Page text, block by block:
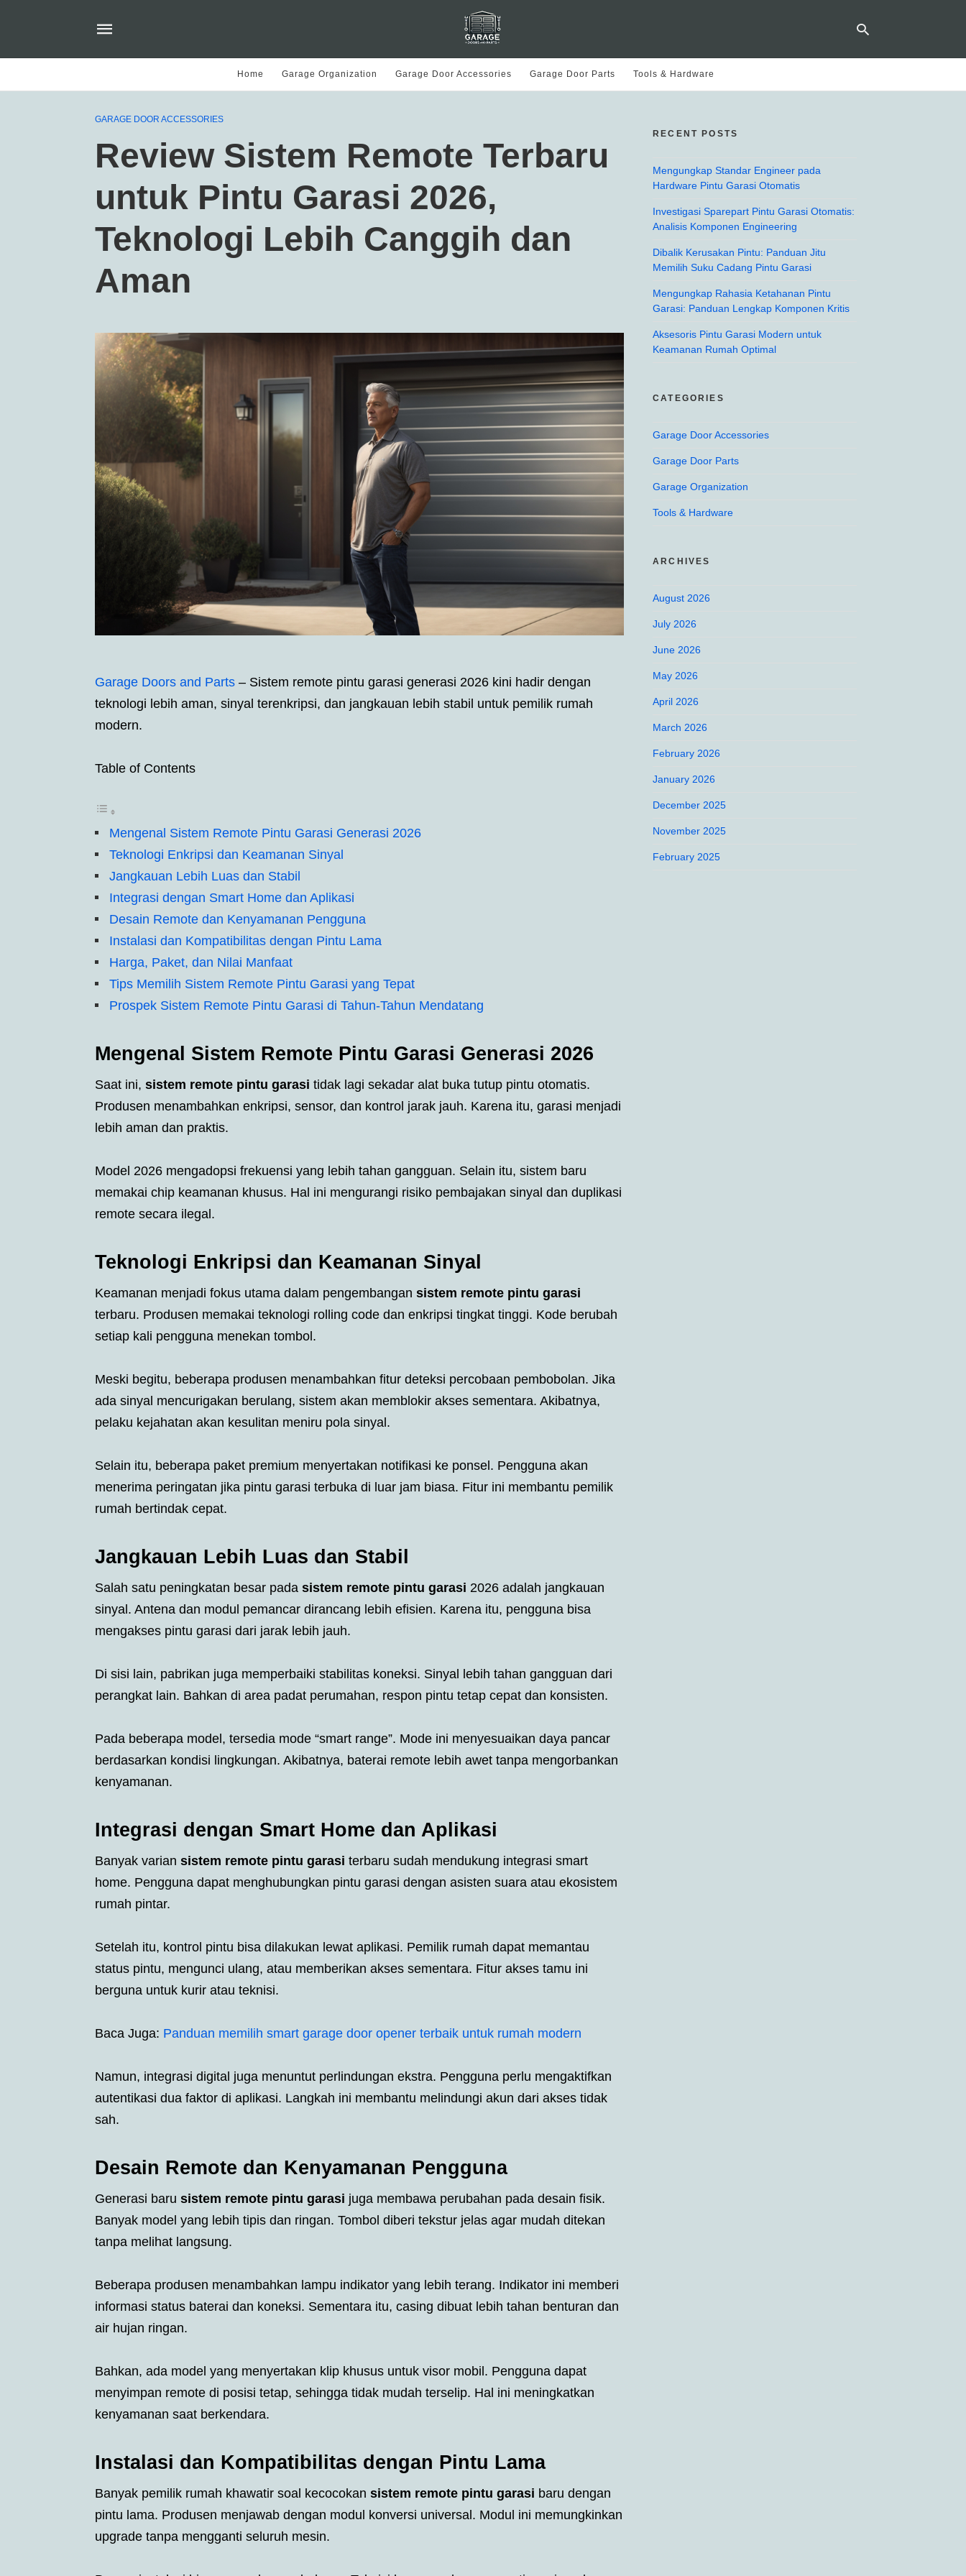
Home Garage Organization Garage Door Accessories Garage Door Parts Tools & Hardware
GARAGE DOOR ACCESSORIES
Review Sistem Remote Terbaru
untuk Pintu Garasi 2026,
Teknologi Lebih Canggih dan
Aman
Garage Doors and Parts – Sistem remote pintu garasi generasi 2026 kini hadir dengan
teknologi lebih aman, sinyal terenkripsi, dan jangkauan lebih stabil untuk pemilik rumah
modern.
Table of Contents
Mengenal Sistem Remote Pintu Garasi Generasi 2026
Teknologi Enkripsi dan Keamanan Sinyal
Jangkauan Lebih Luas dan Stabil
Integrasi dengan Smart Home dan Aplikasi
Desain Remote dan Kenyamanan Pengguna
Instalasi dan Kompatibilitas dengan Pintu Lama
Harga, Paket, dan Nilai Manfaat
Tips Memilih Sistem Remote Pintu Garasi yang Tepat
Prospek Sistem Remote Pintu Garasi di Tahun-Tahun Mendatang
Mengenal Sistem Remote Pintu Garasi Generasi 2026
Saat ini, sistem remote pintu garasi tidak lagi sekadar alat buka tutup pintu otomatis.
Produsen menambahkan enkripsi, sensor, dan kontrol jarak jauh. Karena itu, garasi menjadi
lebih aman dan praktis.
Model 2026 mengadopsi frekuensi yang lebih tahan gangguan. Selain itu, sistem baru
memakai chip keamanan khusus. Hal ini mengurangi risiko pembajakan sinyal dan duplikasi
remote secara ilegal.
Teknologi Enkripsi dan Keamanan Sinyal
Keamanan menjadi fokus utama dalam pengembangan sistem remote pintu garasi
terbaru. Produsen memakai teknologi rolling code dan enkripsi tingkat tinggi. Kode berubah
setiap kali pengguna menekan tombol.
Meski begitu, beberapa produsen menambahkan fitur deteksi percobaan pembobolan. Jika
ada sinyal mencurigakan berulang, sistem akan memblokir akses sementara. Akibatnya,
pelaku kejahatan akan kesulitan meniru pola sinyal.
Selain itu, beberapa paket premium menyertakan notifikasi ke ponsel. Pengguna akan
menerima peringatan jika pintu garasi terbuka di luar jam biasa. Fitur ini membantu pemilik
rumah bertindak cepat.
Jangkauan Lebih Luas dan Stabil
Salah satu peningkatan besar pada sistem remote pintu garasi 2026 adalah jangkauan
sinyal. Antena dan modul pemancar dirancang lebih efisien. Karena itu, pengguna bisa
mengakses pintu garasi dari jarak lebih jauh.
Di sisi lain, pabrikan juga memperbaiki stabilitas koneksi. Sinyal lebih tahan gangguan dari
perangkat lain. Bahkan di area padat perumahan, respon pintu tetap cepat dan konsisten.
Pada beberapa model, tersedia mode “smart range”. Mode ini menyesuaikan daya pancar
berdasarkan kondisi lingkungan. Akibatnya, baterai remote lebih awet tanpa mengorbankan
kenyamanan.
Integrasi dengan Smart Home dan Aplikasi
Banyak varian sistem remote pintu garasi terbaru sudah mendukung integrasi smart
home. Pengguna dapat menghubungkan pintu garasi dengan asisten suara atau ekosistem
rumah pintar.
Setelah itu, kontrol pintu bisa dilakukan lewat aplikasi. Pemilik rumah dapat memantau
status pintu, mengunci ulang, atau memberikan akses sementara. Fitur akses tamu ini
berguna untuk kurir atau teknisi.
Baca Juga: Panduan memilih smart garage door opener terbaik untuk rumah modern
Namun, integrasi digital juga menuntut perlindungan ekstra. Pengguna perlu mengaktifkan
autentikasi dua faktor di aplikasi. Langkah ini membantu melindungi akun dari akses tidak
sah.
Desain Remote dan Kenyamanan Pengguna
Generasi baru sistem remote pintu garasi juga membawa perubahan pada desain fisik.
Banyak model yang lebih tipis dan ringan. Tombol diberi tekstur jelas agar mudah ditekan
tanpa melihat langsung.
Beberapa produsen menambahkan lampu indikator yang lebih terang. Indikator ini memberi
informasi status baterai dan koneksi. Sementara itu, casing dibuat lebih tahan benturan dan
air hujan ringan.
Bahkan, ada model yang menyertakan klip khusus untuk visor mobil. Pengguna dapat
menyimpan remote di posisi tetap, sehingga tidak mudah terselip. Hal ini meningkatkan
kenyamanan saat berkendara.
Instalasi dan Kompatibilitas dengan Pintu Lama
Banyak pemilik rumah khawatir soal kecocokan sistem remote pintu garasi baru dengan
pintu lama. Produsen menjawab dengan modul konversi universal. Modul ini memungkinkan
upgrade tanpa mengganti seluruh mesin.
RECENT POSTS
Mengungkap Standar Engineer pada
Hardware Pintu Garasi Otomatis
Investigasi Sparepart Pintu Garasi Otomatis:
Analisis Komponen Engineering
Dibalik Kerusakan Pintu: Panduan Jitu
Memilih Suku Cadang Pintu Garasi
Mengungkap Rahasia Ketahanan Pintu
Garasi: Panduan Lengkap Komponen Kritis
Aksesoris Pintu Garasi Modern untuk
Keamanan Rumah Optimal
CATEGORIES
Garage Door Accessories
Garage Door Parts
Garage Organization
Tools & Hardware
ARCHIVES
August 2026
July 2026
June 2026
May 2026
April 2026
March 2026
February 2026
January 2026
December 2025
November 2025
February 2025